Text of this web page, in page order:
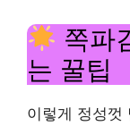
쪽파
는 꿀팁
이렇게 정성껏